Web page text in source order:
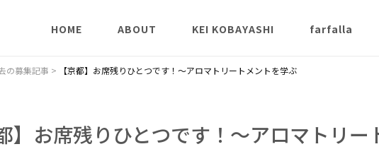
HOME
はじめての方へ
ABOUT
陰陽説
KEI KOBAYASHI farfalla
の募集記事 > 【京都】お席残りひとつです！〜アロマトリートメントを学ぶ
】お席残りひとつです！〜アロマトリー